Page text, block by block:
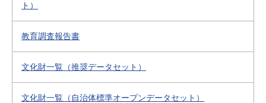
ト）
教育調査報告書
文化財一覧（推奨データセット）
文化財一覧（自治体標準オープンデータセット）